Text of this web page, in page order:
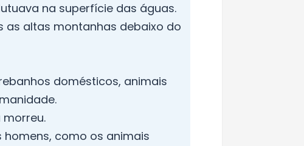
na superfície das águas.
as altas montanhas debaixo do
domésticos, animais
como os animais